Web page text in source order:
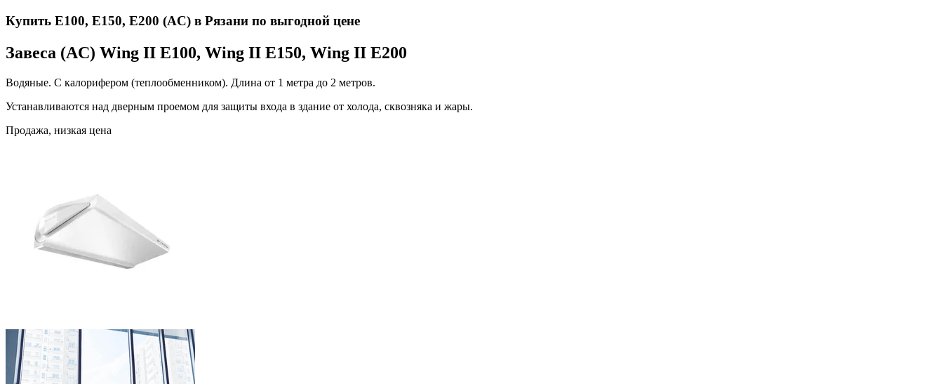
Купить E100, E150, E200 (AC) в Рязани по выгодной цене
Завеса (AC) Wing II E100, Wing II E150, Wing II E200
Водяные. С калорифером (теплообменником). Длина от 1 метра до 2 метров.
Устанавливаются над дверным проемом для защиты входа в здание от холода, сквозняка и жары.
Продажа, низкая цена